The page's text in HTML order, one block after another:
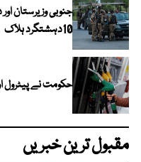
جنوبی وزیرستان
10دہشتگرد ہلاک
حکومت نے پیٹرول
مقبول ترین خبریں